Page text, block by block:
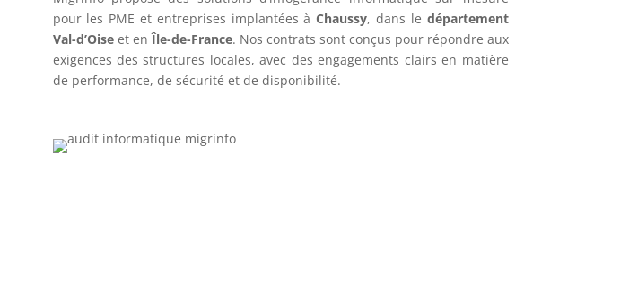
pour les PME et entreprises implantées àChaussy, dans le département
Val-d’Oiseet enÎle-de-France. Nos contrats sont conçus pour répondre aux
exigences des structures locales, avec des engagements clairs en matière
de performance, de sécurité et de disponibilité.